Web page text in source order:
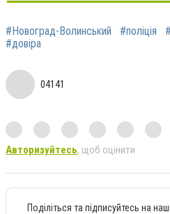
#Новоград-Волинський #поліція
#довіра
04141
Авторизуйтесь, щоб оцінити
Поділіться та підписуйтесь на